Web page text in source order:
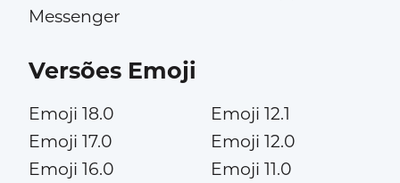
Messenger
Versões Emoji
Emoji 18.0
Emoji 17.0
Emoji 16.0
Emoji 12.1
Emoji 12.0
Emoji 11.0